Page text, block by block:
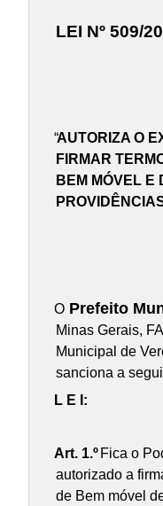
LEI Nº 509/
“AUTORIZA O
FIRMAR
BEM MÓVEL E
OPrefeito
Minas Gerais,
Municipal de
sanciona a
L E I:
Art. 1.º Fica o
autorizado a
de Bem móvel